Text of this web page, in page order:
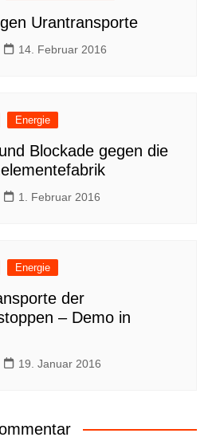
Urantransporte
14. Februar 2016
Energie
Blockade gegen die
1. Februar 2016
Energie
der
– Demo in
19. Januar 2016